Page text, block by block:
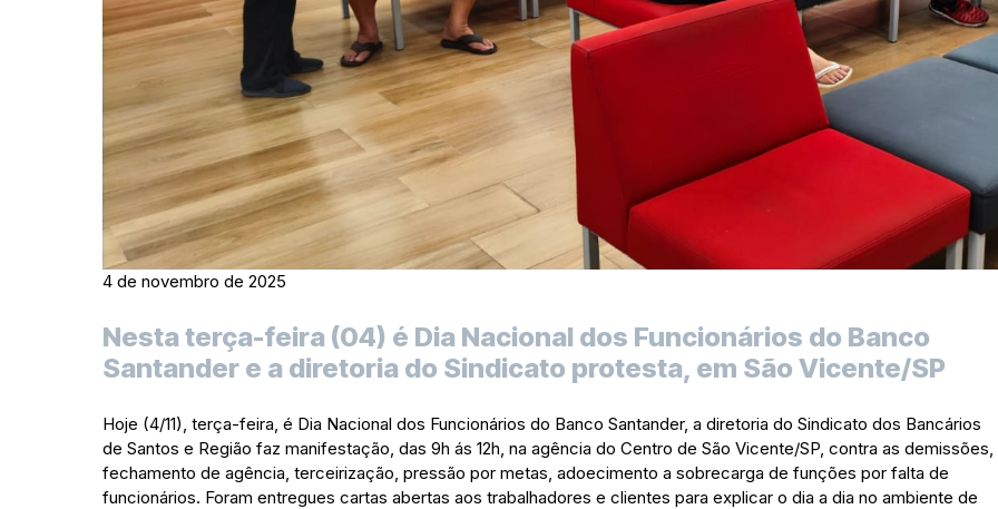
4 de novembro de 2025
Nesta terça-feira (04) é Dia Nacional dos Funcionários do Banco
Santander e a diretoria do Sindicato protesta, em São Vicente/SP
Hoje (4/11), terça-feira, é Dia Nacional dos Funcionários do Banco Santander, a diretoria do Sindicato dos Bancários
de Santos e Região faz manifestação, das 9h ás 12h, na agência do Centro de São Vicente/SP, contra as demissões,
fechamento de agência, terceirização, pressão por metas, adoecimento a sobrecarga de funções por falta de
funcionários. Foram entregues cartas abertas aos trabalhadores e clientes para explicar o dia a dia no ambiente de